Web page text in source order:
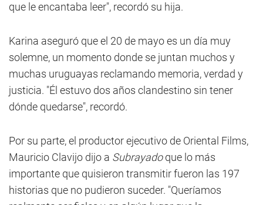
que le encantaba leer", recordó su hija.
Karina aseguró que el 20 de mayo es un día muy
solemne, un momento donde se juntan muchos y
muchas uruguayas reclamando memoria, verdad y
justicia. "Él estuvo dos años clandestino sin tener
dónde quedarse", recordó.
Por su parte, el productor ejecutivo de Oriental Films,
Mauricio Clavijo dijo a Subrayadoque lo más
importante que quisieron transmitir fueron las 197
historias que no pudieron suceder. "Queríamos